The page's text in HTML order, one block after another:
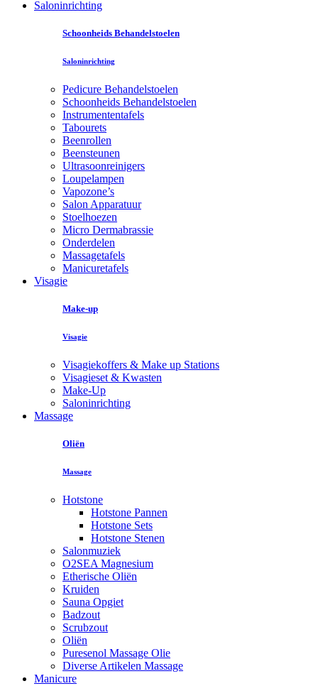
Saloninrichting
Schoonheids Behandelstoelen
Saloninrichting
Pedicure Behandelstoelen
Schoonheids Behandelstoelen
Instrumententafels
Tabourets
Beenrollen
Beensteunen
Ultrasoonreinigers
Loupelampen
Vapozone’s
Salon Apparatuur
Stoelhoezen
Micro Dermabrassie
Onderdelen
Massagetafels
Manicuretafels
Visagie
Make-up
Visagie
Visagiekoffers & Make up Stations
Visagieset & Kwasten
Make-Up
Saloninrichting
Massage
Oliën
Massage
Hotstone
Hotstone Pannen
Hotstone Sets
Hotstone Stenen
Salonmuziek
O2SEA Magnesium
Etherische Oliën
Kruiden
Sauna Opgiet
Badzout
Scrubzout
Oliën
Puresenol Massage Olie
Diverse Artikelen Massage
Manicure